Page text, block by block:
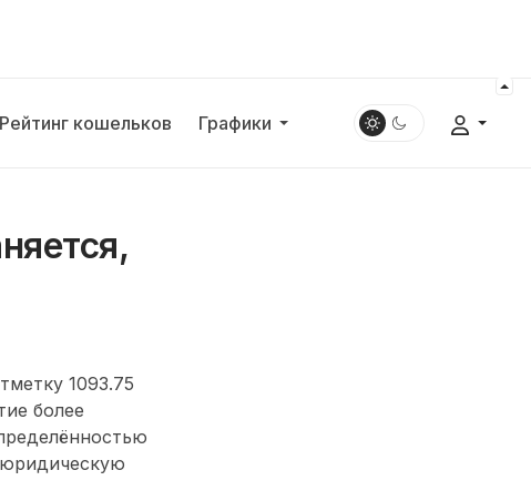
Рейтинг кошельков Графики
1093.75
более